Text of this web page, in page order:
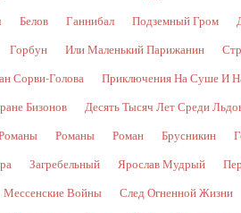
Белов Ганнибал Подземный Гром
Горбун Или Маленький Парижанин
Сорви-Голова Приключения На Суше И
Бизонов Десять Тысяч Лет Среди
Романы Роман Брусникин
Загребельный Ярослав Мудрый
Мессенские Войны След Огненной Жизни